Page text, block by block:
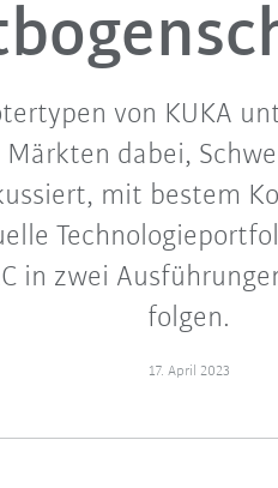
von KUKA
Märkten dabei,
mit bestem
in zwei
folgen.
17. April 2023